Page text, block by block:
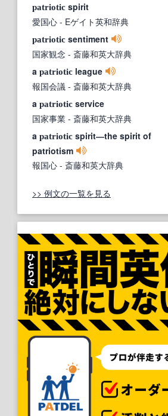
patriotic spirit
愛国心 - Eゲイト英和辞典
patriotic sentiment
国家観念 - 斎藤和英大辞典
a patriotic league
報国会議 - 斎藤和英大辞典
a patriotic service
国家事業 - 斎藤和英大辞典
a patriotic spirit―the spirit of
patriotism
報国心 - 斎藤和英大辞典
>> 例文の一覧を見る